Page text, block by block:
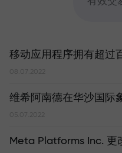
移动应用程序拥有超过
08.07.2022
维希阿南德在华沙国际
Meta Platforms Inc. 更